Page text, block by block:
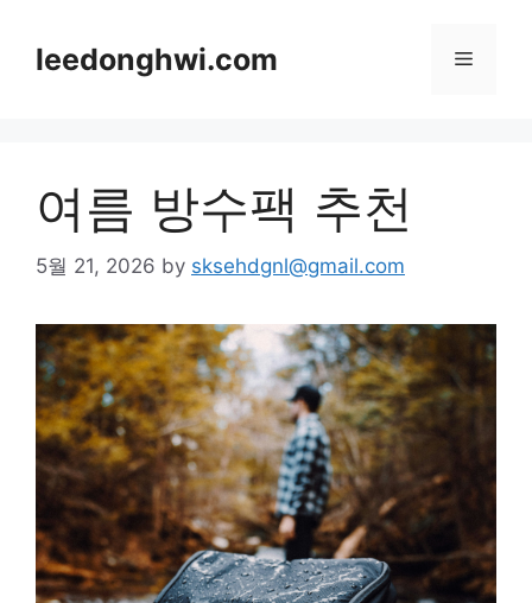
contentleedonghwi.com Menu
여름 방수팩 추천
5월 21, 2026 by sksehdgnl@gmail.com